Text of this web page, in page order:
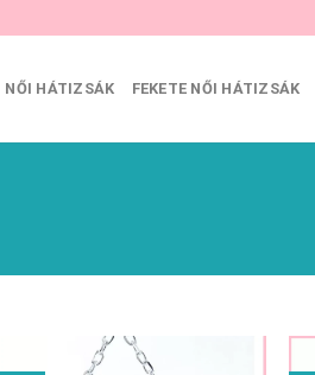
NŐI HÁTIZSÁK FEKETE NŐI HÁTIZSÁK